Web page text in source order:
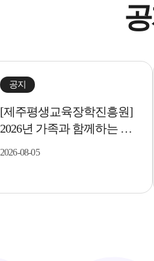
공지
[제주평생교육장학진흥원]
2026년 가족과 함께하는 메
2026-08-05